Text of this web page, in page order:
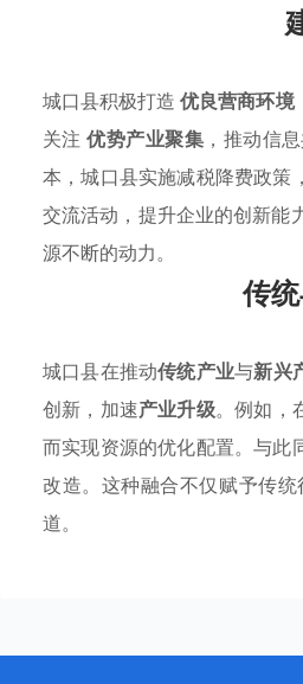
城口县积极打造优良营商环境
关注优势产业聚集 ，推动信
本，城口县实施减税降费政策
交流活动，提升企业的创新能
源不断的动力。
传
城口县在推动传统产业与新兴
创新，加速产业升级。例如，
而实现资源的优化配置。与此
改造。这种融合不仅赋予传
道。